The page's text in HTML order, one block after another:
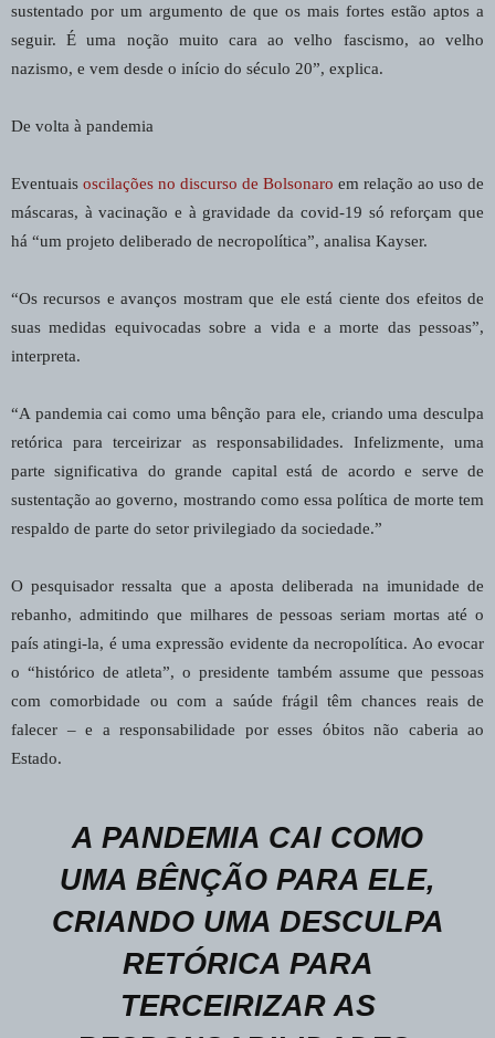
sustentado por um argumento de que os mais fortes estão aptos a
seguir. É uma noção muito cara ao velho fascismo, ao velho
nazismo, e vem desde o início do século 20”, explica.
De volta à pandemia
Eventuais oscilações no discurso de Bolsonaro em relação ao uso de
máscaras, à vacinação e à gravidade da covid-19 só reforçam que
há “um projeto deliberado de necropolítica”, analisa Kayser.
“Os recursos e avanços mostram que ele está ciente dos efeitos de
suas medidas equivocadas sobre a vida e a morte das pessoas”,
interpreta.
“A pandemia cai como uma bênção para ele, criando uma desculpa
retórica para terceirizar as responsabilidades. Infelizmente, uma
parte significativa do grande capital está de acordo e serve de
sustentação ao governo, mostrando como essa política de morte tem
respaldo de parte do setor privilegiado da sociedade.”
O pesquisador ressalta que a aposta deliberada na imunidade de
rebanho, admitindo que milhares de pessoas seriam mortas até o
país atingi-la, é uma expressão evidente da necropolítica. Ao evocar
o “histórico de atleta”, o presidente também assume que pessoas
com comorbidade ou com a saúde frágil têm chances reais de
falecer – e a responsabilidade por esses óbitos não caberia ao
Estado.
A PANDEMIA CAI COMO
UMA BÊNÇÃO PARA ELE,
CRIANDO UMA DESCULPA
RETÓRICA PARA
TERCEIRIZAR AS